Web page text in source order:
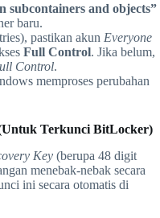
subcontainers and objects”
baru.
pastikan akun Everyone
Full Control. Jika belum,
Control.
memproses perubahan
Terkunci BitLocker)
Key (berupa 48 digit
menebak-nebak secara
ini secara otomatis di